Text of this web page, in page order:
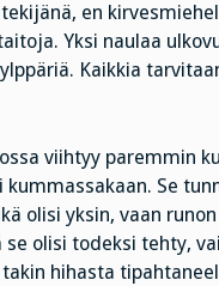
en
Yksi naulaa
Kaikkia
viihtyy paremmin
kummassakaan. Se
olisi yksin, vaan
se olisi todeksi tehty,
hihasta